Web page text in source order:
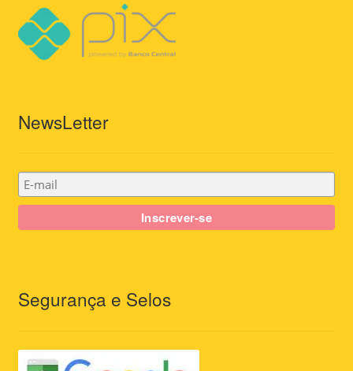
NewsLetter
Segurança e Selos